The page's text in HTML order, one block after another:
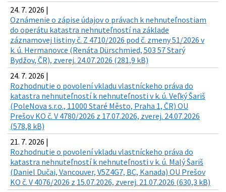
24. 7. 2026 |
Oznámenie o zápise údajov o právach k nehnuteľnostiam
do operátu katastra nehnuteľností na základe
záznamovej listiny č. Z 4710/2026 pod č. zmeny 51/2026 v
k. ú. Hermanovce (Renáta Dürschmied, 503 57 Starý
Bydžov, ČR), zverej. 24.07.2026 (281,9 kB)
24. 7. 2026 |
Rozhodnutie o povolení vkladu vlastníckeho práva do
katastra nehnuteľností k nehnuteľnosti v k. ú. Veľký Šariš
(PoleNova s.r.o., 11000 Staré Město, Praha 1, ČR) OU
Prešov KO č. V 4780/2026 z 17.07.2026, zverej. 24.07.2026
(578,8 kB)
21. 7. 2026 |
Rozhodnutie o povolení vkladu vlastníckeho práva do
katastra nehnuteľností k nehnuteľnosti v k. ú. Malý Šariš
(Daniel Dučai, Vancouver, V5Z4G7, BC, Kanada) OU Prešov
KO č. V 4076/2026 z 15.07.2026, zverej. 21.07.2026 (630,3 kB)